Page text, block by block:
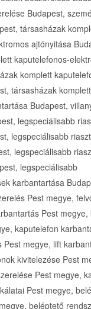
Budapest,
társasházak
ajtónyitása
kaputelefonos-
komplett
társasházak
Budapest,
legspeciálisabb
legspeciálisabb
legspeciálisabb
legspeciálisabb
karbantartása
Pest megye,
Pest megye,
kaputelefon
Pest megye, lift
kivitelezése Pest
Pest megye,
Pest megye,
beléptető